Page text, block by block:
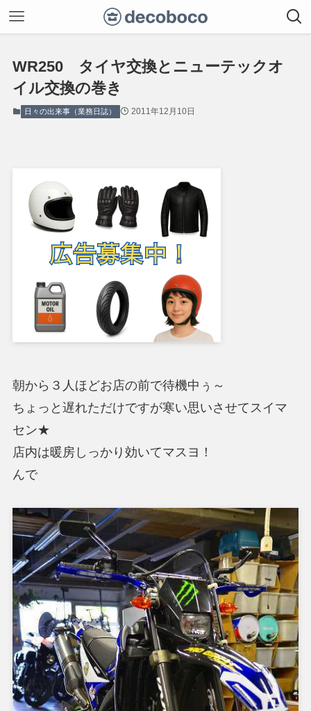
WR250 タイヤ交換とニューテックオ
イル交換の巻き
日々の出来事（業務日誌） 2011年12月10日
朝から３人ほどお店の前で待機中ぅ～
ちょっと遅れただけですが寒い思いさせてスイマ
セン★
店内は暖房しっかり効いてマスヨ！
んで